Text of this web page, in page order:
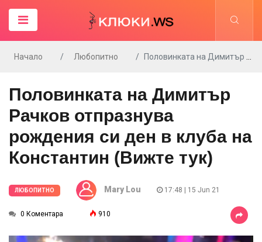
Начало Любопитно Половинката на Димитър Рачков отпразнува рождения си ден в клуба на Константин (Вижте тук)
Половинката на Димитър
Рачков отпразнува
рождения си ден в клуба на
Константин (Вижте тук)
ЛЮБОПИТНО Mary Lou 17:48 | 15 Jun 21
0 Коментара 910